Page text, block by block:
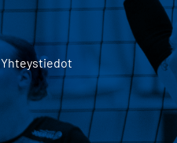
Yhteystiedot